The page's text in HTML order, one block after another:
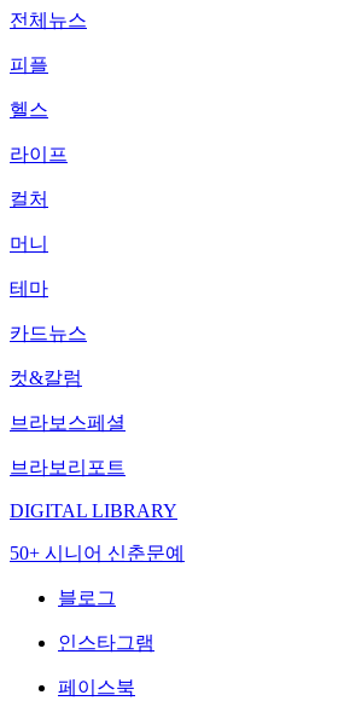
전체뉴스
피플
헬스
라이프
컬처
머니
테마
카드뉴스
컷&칼럼
브라보스페셜
브라보리포트
DIGITAL LIBRARY
50+ 시니어 신춘문예
블로그
인스타그램
페이스북